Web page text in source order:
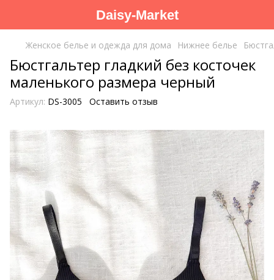
Daisy-Market
Женское белье и одежда для дома Нижнее белье
Бюстгальтер гладкий без косточек
маленького размера черный
Артикул: DS-3005 Оставить отзыв